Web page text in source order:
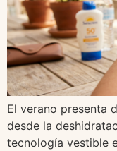
El verano presenta
desde la
tecnología vestible